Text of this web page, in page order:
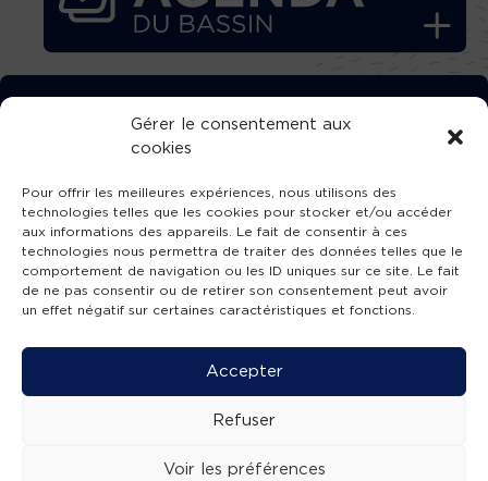
Gérer le consentement aux
cookies
Pour offrir les meilleures expériences, nous utilisons des
technologies telles que les cookies pour stocker et/ou accéder
aux informations des appareils. Le fait de consentir à ces
technologies nous permettra de traiter des données telles que le
comportement de navigation ou les ID uniques sur ce site. Le fait
de ne pas consentir ou de retirer son consentement peut avoir
un effet négatif sur certaines caractéristiques et fonctions.
Accepter
Refuser
Voir les préférences
TÉLÉCHARGEZ GRATUITEMENT
L’APPLICATION TVBA !
SUIVEZ-NOUS !
Mentions légales -Accessibilité